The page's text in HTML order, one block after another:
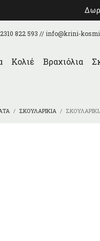
822 593 // info@krini-
Κολιέ Βραχιόλια
ΣΚΟΥΛΑΡΊΚΙΑ